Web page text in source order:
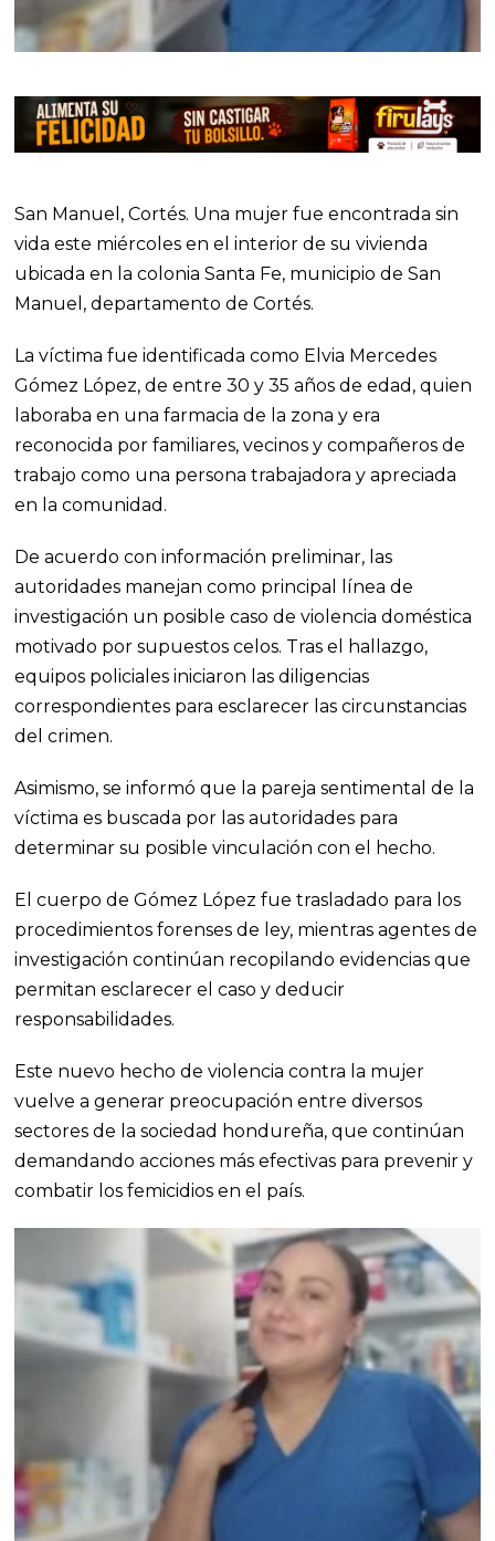
San Manuel, Cortés. Una mujer fue encontrada sin
vida este miércoles en el interior de su vivienda
ubicada en la colonia Santa Fe, municipio de San
Manuel, departamento de Cortés.
La víctima fue identificada como Elvia Mercedes
Gómez López, de entre 30 y 35 años de edad, quien
laboraba en una farmacia de la zona y era
reconocida por familiares, vecinos y compañeros de
trabajo como una persona trabajadora y apreciada
en la comunidad.
De acuerdo con información preliminar, las
autoridades manejan como principal línea de
investigación un posible caso de violencia doméstica
motivado por supuestos celos. Tras el hallazgo,
equipos policiales iniciaron las diligencias
correspondientes para esclarecer las circunstancias
del crimen.
Asimismo, se informó que la pareja sentimental de la
víctima es buscada por las autoridades para
determinar su posible vinculación con el hecho.
El cuerpo de Gómez López fue trasladado para los
procedimientos forenses de ley, mientras agentes de
investigación continúan recopilando evidencias que
permitan esclarecer el caso y deducir
responsabilidades.
Este nuevo hecho de violencia contra la mujer
vuelve a generar preocupación entre diversos
sectores de la sociedad hondureña, que continúan
demandando acciones más efectivas para prevenir y
combatir los femicidios en el país.